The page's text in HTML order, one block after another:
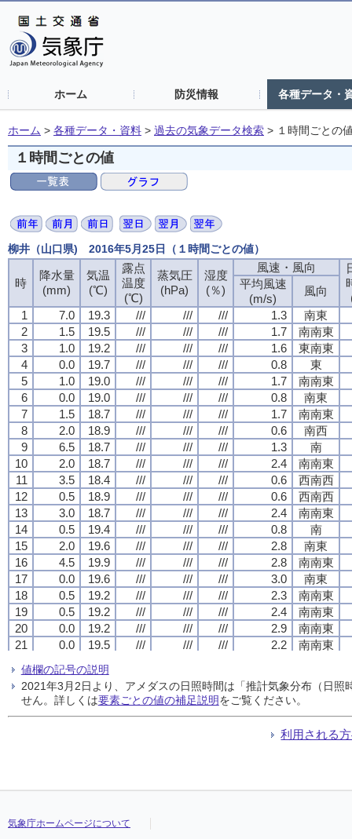
ホーム 防災情報 各種データ・
ホーム > 各種データ・資料 > 過去の気象データ検索 > １時間ごとの
１時間ごとの値
柳井（山口県) 2016年5月25日（１時間ごとの値）
時
降水量
(mm)
気温
(℃)
露点
温度
(℃)
蒸気圧
(hPa)
湿度
(％)
風速・風向
平均風速
(m/s)
風向
1
7.0 19.3 /// /// /// 1.3
南東
2
1.5 19.5 /// /// /// 1.7
南南東
3
1.0 19.2 /// /// /// 1.6
東南東
4
0.0 19.7 /// /// /// 0.8
東
5
1.0 19.0 /// /// /// 1.7
南南東
6
0.0 19.0 /// /// /// 0.8
南東
7
1.5 18.7 /// /// /// 1.7
南南東
8
2.0 18.9 /// /// /// 0.6
南西
9
6.5 18.7 /// /// /// 1.3
南
10
2.0 18.7 /// /// /// 2.4
南南東
11
3.5 18.4 /// /// /// 0.6
西南西
12
0.5 18.9 /// /// /// 0.6
西南西
13
3.0 18.7 /// /// /// 2.4
南南東
14
0.5 19.4 /// /// /// 0.8
南
15
2.0 19.6 /// /// /// 2.8
南東
16
4.5 19.9 /// /// /// 2.8
南南東
17
0.0 19.6 /// /// /// 3.0
南東
18
0.5 19.2 /// /// /// 2.3
南南東
19
0.5 19.2 /// /// /// 2.4
南南東
20
0.0 19.2 /// /// /// 2.9
南南東
21
0.0 19.5 /// /// /// 2.2
南南東
19.7
23
0.0 19.6
南東
24
0.0 19.3 /// /// /// 0.7 東北東
時
降水量
(mm)
気温
(℃)
露点
温度
(℃)
蒸気圧
(hPa)
湿度
(％)
風速・風向
平均風速
(m/s)
風向
1
7.0 19.3 /// /// /// 1.3
南東
2
1.5 19.5 /// /// /// 1.7
南南東
3
1.0 19.2 /// /// /// 1.6
東南東
4
0.0 19.7 /// /// /// 0.8
東
5
1.0 19.0 /// /// /// 1.7
南南東
6
0.0 19.0 /// /// /// 0.8
南東
7
1.5 18.7 /// /// /// 1.7
南南東
8
2.0 18.9 /// /// /// 0.6
南西
9
6.5 18.7 /// /// /// 1.3
南
10
2.0 18.7 /// /// /// 2.4
南南東
11
3.5 18.4 /// /// /// 0.6
西南西
12
0.5 18.9 /// /// /// 0.6
西南西
13
3.0 18.7 /// /// /// 2.4
南南東
14
0.5 19.4 /// /// /// 0.8
南
15
2.0 19.6 /// /// /// 2.8
南東
16
4.5 19.9 /// /// /// 2.8
南南東
17
0.0 19.6 /// /// /// 3.0
南東
18
0.5 19.2 /// /// /// 2.3
南南東
19
0.5 19.2 /// /// /// 2.4
南南東
20
0.0 19.2 /// /// /// 2.9
南南東
21
0.0 19.5 /// /// /// 2.2
南南東
19.7
23
0.0 19.6
南東
24
0.0 19.3 /// /// /// 0.7 東北東
時
降水量
(mm)
気温
(℃)
露点
温度
(℃)
蒸気圧
(hPa)
湿度
(％)
風速・風向
平均風速
(m/s)
風向
1
7.0 19.3 /// /// /// 1.3
南東
2
1.5 19.5 /// /// /// 1.7
南南東
3
1.0 19.2 /// /// /// 1.6
東南東
4
0.0 19.7 /// /// /// 0.8
東
5
1.0 19.0 /// /// /// 1.7
南南東
6
0.0 19.0 /// /// /// 0.8
南東
7
1.5 18.7 /// /// /// 1.7
南南東
8
2.0 18.9 /// /// /// 0.6
南西
9
6.5 18.7 /// /// /// 1.3
南
10
2.0 18.7 /// /// /// 2.4
南南東
11
3.5 18.4 /// /// /// 0.6
西南西
12
0.5 18.9 /// /// /// 0.6
西南西
13
3.0 18.7 /// /// /// 2.4
南南東
14
0.5 19.4 /// /// /// 0.8
南
15
2.0 19.6 /// /// /// 2.8
南東
16
4.5 19.9 /// /// /// 2.8
南南東
17
0.0 19.6 /// /// /// 3.0
南東
18
0.5 19.2 /// /// /// 2.3
南南東
19
0.5 19.2 /// /// /// 2.4
南南東
20
0.0 19.2 /// /// /// 2.9
南南東
21
0.0 19.5 /// /// /// 2.2
南南東
19.7
23
0.0 19.6
南東
24
0.0 19.3 /// /// /// 0.7 東北東
時
降水量
(mm)
気温
(℃)
露点
温度
(℃)
蒸気圧
(hPa)
湿度
(％)
風速・風向
平均風速
(m/s)
風向
1
7.0 19.3 /// /// /// 1.3
南東
2
1.5 19.5 /// /// /// 1.7
南南東
3
1.0 19.2 /// /// /// 1.6
東南東
4
0.0 19.7 /// /// /// 0.8
東
5
1.0 19.0 /// /// /// 1.7
南南東
6
0.0 19.0 /// /// /// 0.8
南東
7
1.5 18.7 /// /// /// 1.7
南南東
8
2.0 18.9 /// /// /// 0.6
南西
9
6.5 18.7 /// /// /// 1.3
南
10
2.0 18.7 /// /// /// 2.4
南南東
11
3.5 18.4 /// /// /// 0.6
西南西
12
0.5 18.9 /// /// /// 0.6
西南西
13
3.0 18.7 /// /// /// 2.4
南南東
14
0.5 19.4 /// /// /// 0.8
南
15
2.0 19.6 /// /// /// 2.8
南東
16
4.5 19.9 /// /// /// 2.8
南南東
17
0.0 19.6 /// /// /// 3.0
南東
18
0.5 19.2 /// /// /// 2.3
南南東
19
0.5 19.2 /// /// /// 2.4
南南東
20
0.0 19.2 /// /// /// 2.9
南南東
21
0.0 19.5 /// /// /// 2.2
南南東
19.7
23
0.0 19.6
南東
24
0.0 19.3 /// /// /// 0.7 東北東
値欄の記号の説明
2021年3月2日より、アメダスの日照時間は「推計気象分布（日
せん。詳しくは要素ごとの値の補足説明をご覧ください。
利用される
気象庁ホームページについて